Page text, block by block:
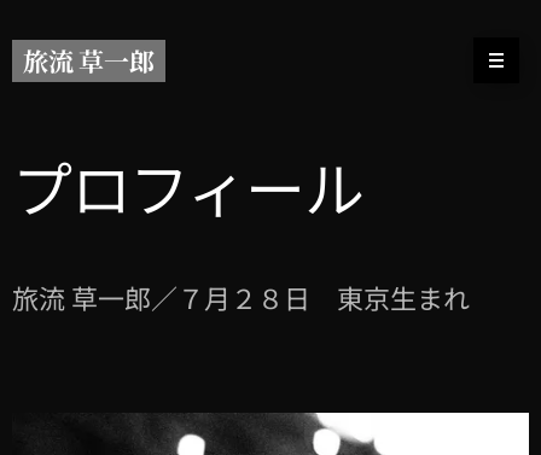
旅流 草一郎
プロフィール
旅流 草一郎／７月２８日 東京生まれ